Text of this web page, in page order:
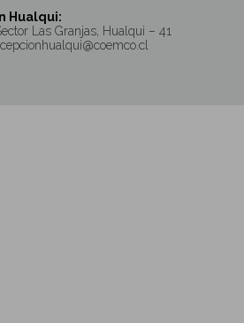
Hualqui:
Las Granjas, Hualqui – 41